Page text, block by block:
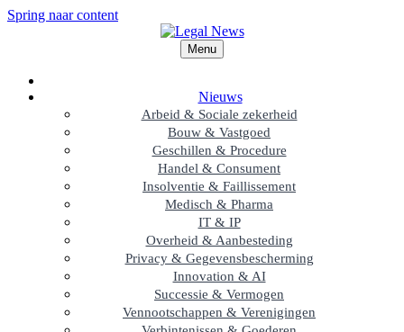
Spring naar content
Menu
Nieuws
Arbeid & Sociale zekerheid
Bouw & Vastgoed
Geschillen & Procedure
Handel & Consument
Insolventie & Faillissement
Medisch & Pharma
IT & IP
Overheid & Aanbesteding
Privacy & Gegevensbescherming
Innovation & AI
Successie & Vermogen
Vennootschappen & Verenigingen